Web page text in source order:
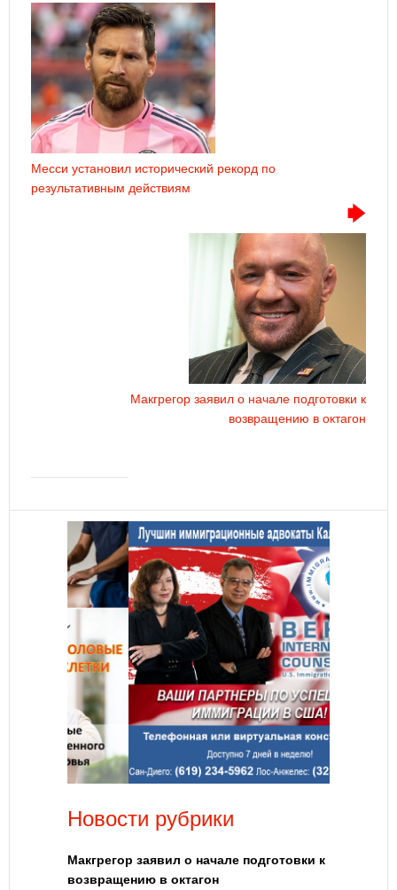
Месси установил исторический рекорд по
результативным действиям
Макгрегор заявил о начале подготовки к
возвращению в октагон
Новости рубрики
Макгрегор заявил о начале подготовки к
возвращению в октагон